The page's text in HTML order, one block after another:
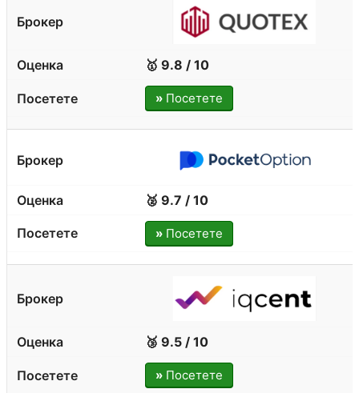
🥇 9.8 / 10
»Посетете
🥈 9.7 / 10
»Посетете
🥉 9.5 / 10
»Посетете